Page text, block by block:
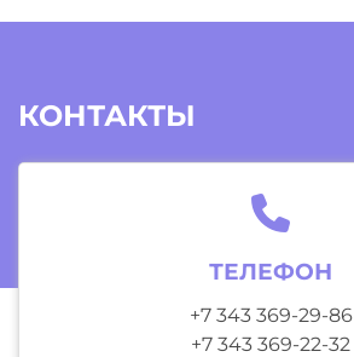
КОНТАКТЫ
ТЕЛЕФОН
+7 343 369-29-86
+7 343 369-22-32